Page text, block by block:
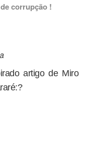
corrupção !
artigo de Miro